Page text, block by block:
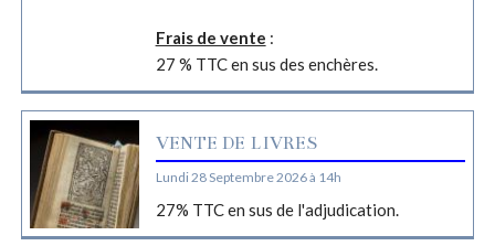
Frais de vente :
27 % TTC en sus des enchères.
VENTE DE LIVRES
Lundi 28 Septembre 2026 à 14h
27% TTC en sus de l'adjudication.